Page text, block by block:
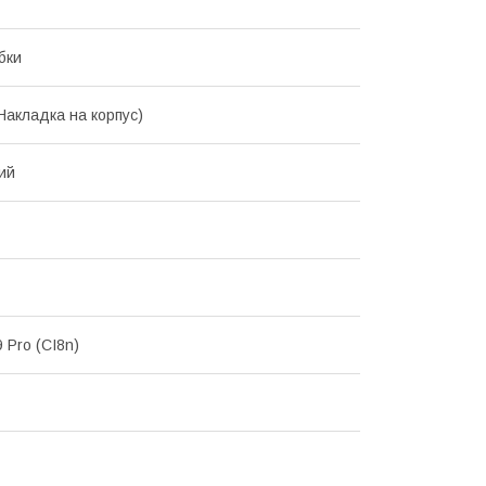
на корпус)
Pro (CI8n)